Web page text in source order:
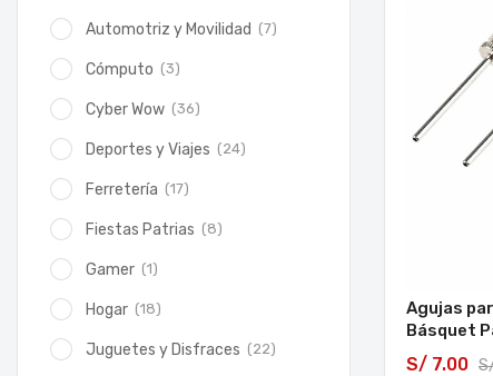
Agujas
Básquet
S/ 7.00
Automotriz y Movilidad (7)
Cómputo (3)
Cyber Wow (36)
Deportes y Viajes (24)
Ferretería (17)
Fiestas Patrias (8)
Gamer (1)
Hogar (18)
Juguetes y Disfraces (22)